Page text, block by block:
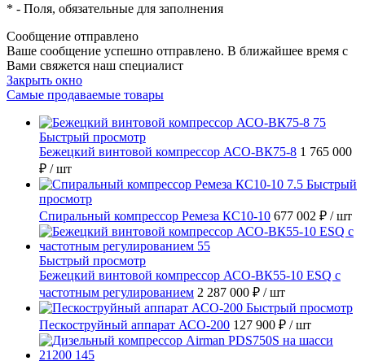
* - Поля, обязательные для заполнения
Сообщение отправлено
Ваше сообщение успешно отправлено. В ближайшее время с
Вами свяжется наш специалист
Закрыть окно
Самые продаваемые товары
Быстрый просмотр
Бежецкий винтовой компрессор АСО-ВК75-8 1 765 000
₽ / шт
Быстрый
просмотр
Спиральный компрессор Ремеза КС10-10 677 002 ₽ / шт
Быстрый просмотр
Бежецкий винтовой компрессор АСО-ВК55-10 ESQ с
частотным регулированием 2 287 000 ₽ / шт
Быстрый просмотр
Пескоструйный аппарат АСО-200 127 900 ₽ / шт